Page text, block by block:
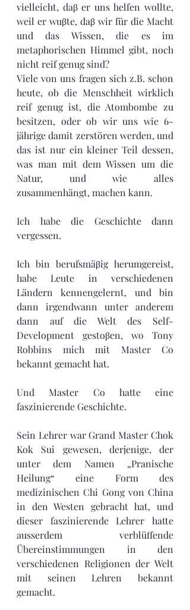
vielleicht, daβ er uns helfen wollte,
weil er wuβte, daβ wir für die Macht
und das Wissen, die es im
metaphorischen Himmel gibt, noch
nicht reif genug sind?
Viele von uns fragen sich z.B. schon
heute, ob die Menschheit wirklich
reif genug ist, die Atombombe zu
besitzen, oder ob wir uns wie 6-
jährige damit zerstören werden, und
das ist nur ein kleiner Teil dessen,
was man mit dem Wissen um die
Natur, und wie alles
zusammenhängt, machen kann.
Ich habe die Geschichte dann
vergessen.
Ich bin berufsmäβig herumgereist,
habe Leute in verschiedenen
Ländern kennengelernt, und bin
dann irgendwann unter anderem
dann auf die Welt des Self-
Development gestoβen, wo Tony
Robbins mich mit Master Co
bekannt gemacht hat.
Und Master Co hatte eine
faszinierende Geschichte.
Sein Lehrer war Grand Master Chok
Kok Sui gewesen, derjenige, der
unter dem Namen „Pranische
Heilung“ eine Form des
medizinischen Chi Gong von China
in den Westen gebracht hat, und
dieser faszinierende Lehrer hatte
ausserdem verblüffende
Übereinstimmungen in den
verschiedenen Religionen der Welt
mit seinen Lehren bekannt
gemacht.